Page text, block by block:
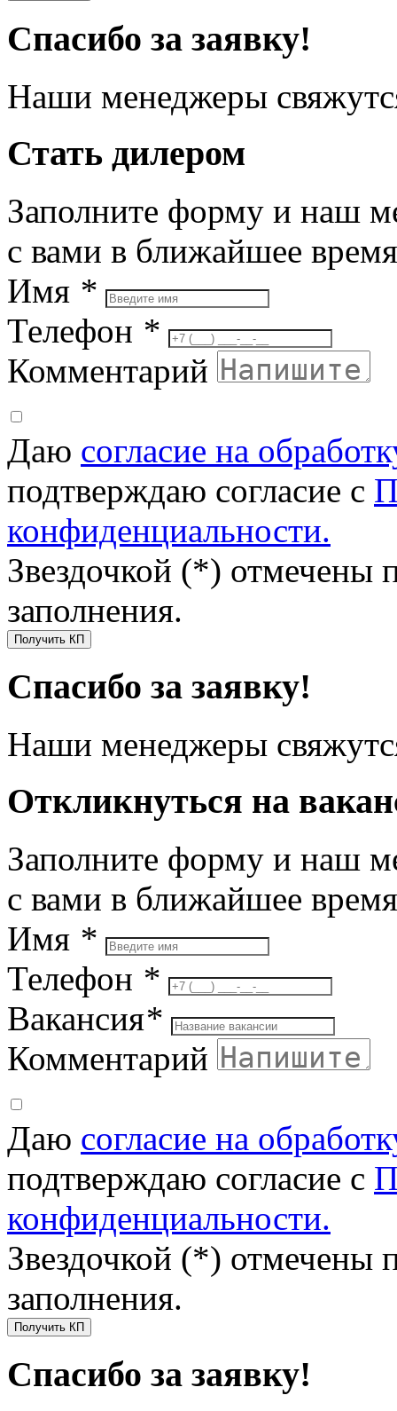
Спасибо за заявку!
Наши менеджеры
Стать дилером
Заполните форму и наш
с вами в ближайшее время
Имя *
Телефон *
Комментарий
Даю согласие на
подтверждаю согласие с
конфиденциальности.
Звездочкой (*) отмечены
заполнения.
Получить КП
Спасибо за заявку!
Наши менеджеры
Откликнуться на
Заполните форму и наш
с вами в ближайшее время
Имя *
Телефон *
Вакансия*
Комментарий
Даю согласие на
подтверждаю согласие с
конфиденциальности.
Звездочкой (*) отмечены
заполнения.
Получить КП
Спасибо за заявку!